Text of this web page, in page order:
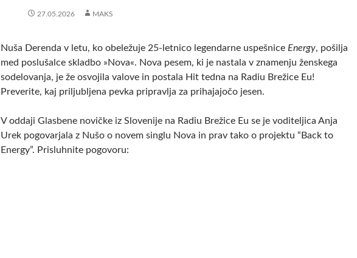
27.05.2026 MAKS
Nuša Derenda v letu, ko obeležuje 25-letnico legendarne uspešnice Energy, pošilja
med poslušalce skladbo »Nova«. Nova pesem, ki je nastala v znamenju ženskega
sodelovanja, je že osvojila valove in postala Hit tedna na Radiu Brežice Eu!
Preverite, kaj priljubljena pevka pripravlja za prihajajočo jesen.
V oddaji Glasbene novičke iz Slovenije na Radiu Brežice Eu se je voditeljica Anja
Urek pogovarjala z Nušo o novem singlu Nova in prav tako o projektu “Back to
Energy”. Prisluhnite pogovoru: